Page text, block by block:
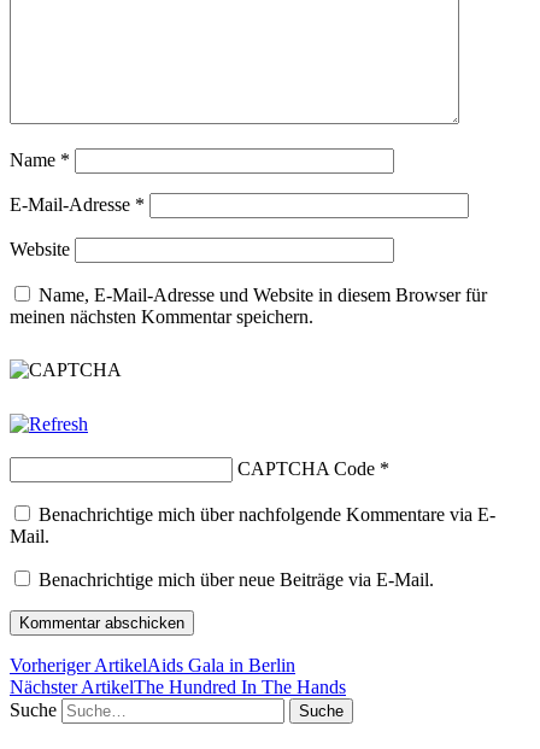
Name *
E-Mail-Adresse *
Website
Name, E-Mail-Adresse und Website in diesem Browser für
meinen nächsten Kommentar speichern.
CAPTCHA Code *
Benachrichtige mich über nachfolgende Kommentare via E-
Mail.
Benachrichtige mich über neue Beiträge via E-Mail.
Vorheriger ArtikelAids Gala in Berlin
Nächster ArtikelThe Hundred In The Hands
Suche